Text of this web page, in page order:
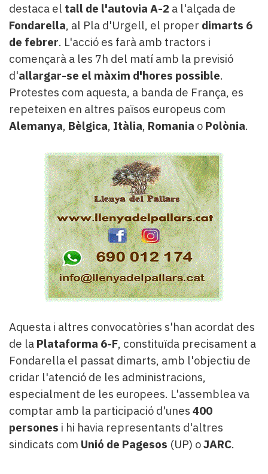
destaca el tall de l'autovia A-2 a l'alçada de
Fondarella, al Pla d'Urgell, el proper dimarts 6
de febrer. L'acció es farà amb tractors i
començarà a les 7h del matí amb la previsió
d'allargar-se el màxim d'hores possible.
Protestes com aquesta, a banda de França, es
repeteixen en altres països europeus com
Alemanya, Bèlgica, Itàlia, Romania o Polònia.
Aquesta i altres convocatòries s'han acordat des
de la Plataforma 6-F, constituïda precisament a
Fondarella el passat dimarts, amb l'objectiu de
cridar l'atenció de les administracions,
especialment de les europees. L'assemblea va
comptar amb la participació d'unes 400
persones i hi havia representants d'altres
sindicats com Unió de Pagesos (UP) oJARC.